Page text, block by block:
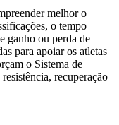
melhor o
o tempo
ganho ou perda de
para apoiar os atletas
o Sistema de
recuperação